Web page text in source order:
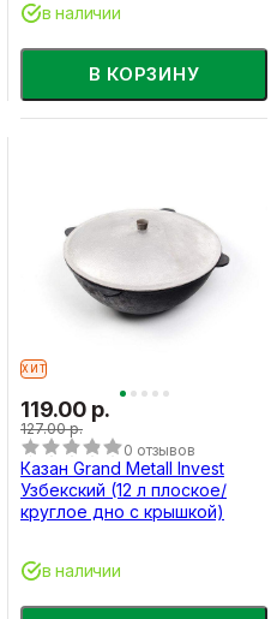
В КОРЗИНУ
в наличии
ХИТ
119.00 р.
127.00 р.
0 отзывов
Казан Grand Metall Invest
Узбекский (12 л плоское/
круглое дно с крышкой)
в наличии